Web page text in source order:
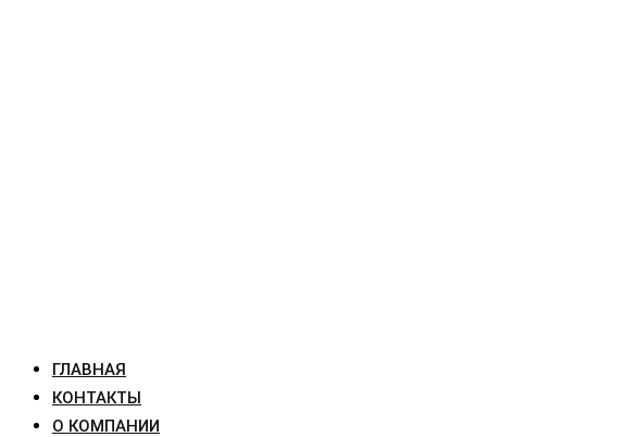
ГЛАВНАЯ
КОНТАКТЫ
О КОМПАНИИ